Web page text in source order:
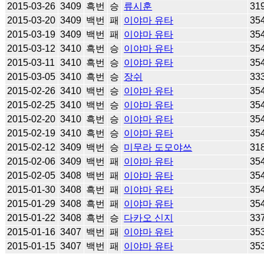
2015-03-26 3409 흑번 승 류시훈
2015-03-20 3409 백번 패 이야마 유타
2015-03-19 3409 백번 패 이야마 유타
2015-03-12 3410 흑번 승 이야마 유타
2015-03-11 3410 흑번 승 이야마 유타
2015-03-05 3410 흑번 승 장쉬
2015-02-26 3410 백번 승 이야마 유타
2015-02-25 3410 백번 승 이야마 유타
2015-02-20 3410 흑번 승 이야마 유타
2015-02-19 3410 흑번 승 이야마 유타
2015-02-12 3409 백번 승 미무라 도모야쓰
2015-02-06 3409 백번 패 이야마 유타
2015-02-05 3408 백번 패 이야마 유타
2015-01-30 3408 흑번 패 이야마 유타
2015-01-29 3408 흑번 패 이야마 유타
2015-01-22 3408 흑번 승 다카오 신지
2015-01-16 3407 백번 패 이야마 유타
2015-01-15 3407 백번 패 이야마 유타